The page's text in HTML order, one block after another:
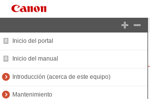
Inicio del portal
Inicio del manual
Introducción (acerca de este equipo)
Mantenimiento